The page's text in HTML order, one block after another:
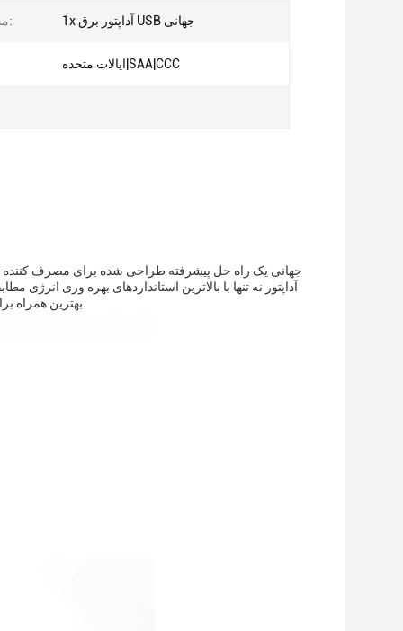
محتویات بسته: 1x آداپتور برق USB جهانی
ایالات متحده|SAA|CCC
آداپتور نه تنها با بالاترین استانداردهای بهره وری